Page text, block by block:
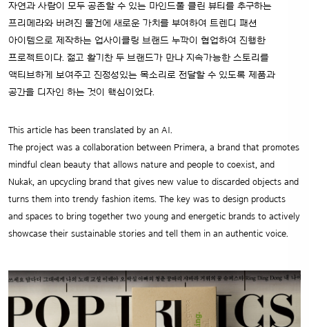
자연과 사람이 모두 공존할 수 있는 마인드풀 클린 뷰티를 추구하는
프리메라와 버려진 물건에 새로운 가치를 부여하여 트렌디 패션
아이템으로 제작하는 업사이클링 브랜드 누깍이 협업하여 진행한
프로젝트이다. 젊고 활기찬 두 브랜드가 만나 지속가능한 스토리를
액티브하게 보여주고 진정성있는 목소리로 전달할 수 있도록 제품과
공간을 디자인 하는 것이 핵심이었다.
This article has been translated by an AI.
The project was a collaboration between Primera, a brand that promotes
mindful clean beauty that allows nature and people to coexist, and
Nukak, an upcycling brand that gives new value to discarded objects and
turns them into trendy fashion items. The key was to design products
and spaces to bring together two young and energetic brands to actively
showcase their sustainable stories and tell them in an authentic voice.